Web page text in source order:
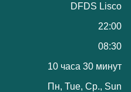
DFDS Lisco
22:00
08:30
10 часа 30 минут
Пн, Tue, Ср., Sun